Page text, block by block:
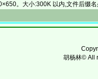
。大小:300K 以内,文件后缀
胡杨林© All